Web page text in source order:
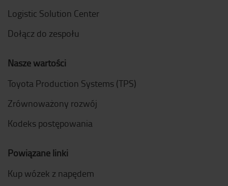
Logistic Solution Center
Dołącz do zespołu
Nasze wartości
Toyota Production Systems (TPS)
Zrównoważony rozwój
Kodeks postępowania
Powiązane linki
Kup wózek z napędem